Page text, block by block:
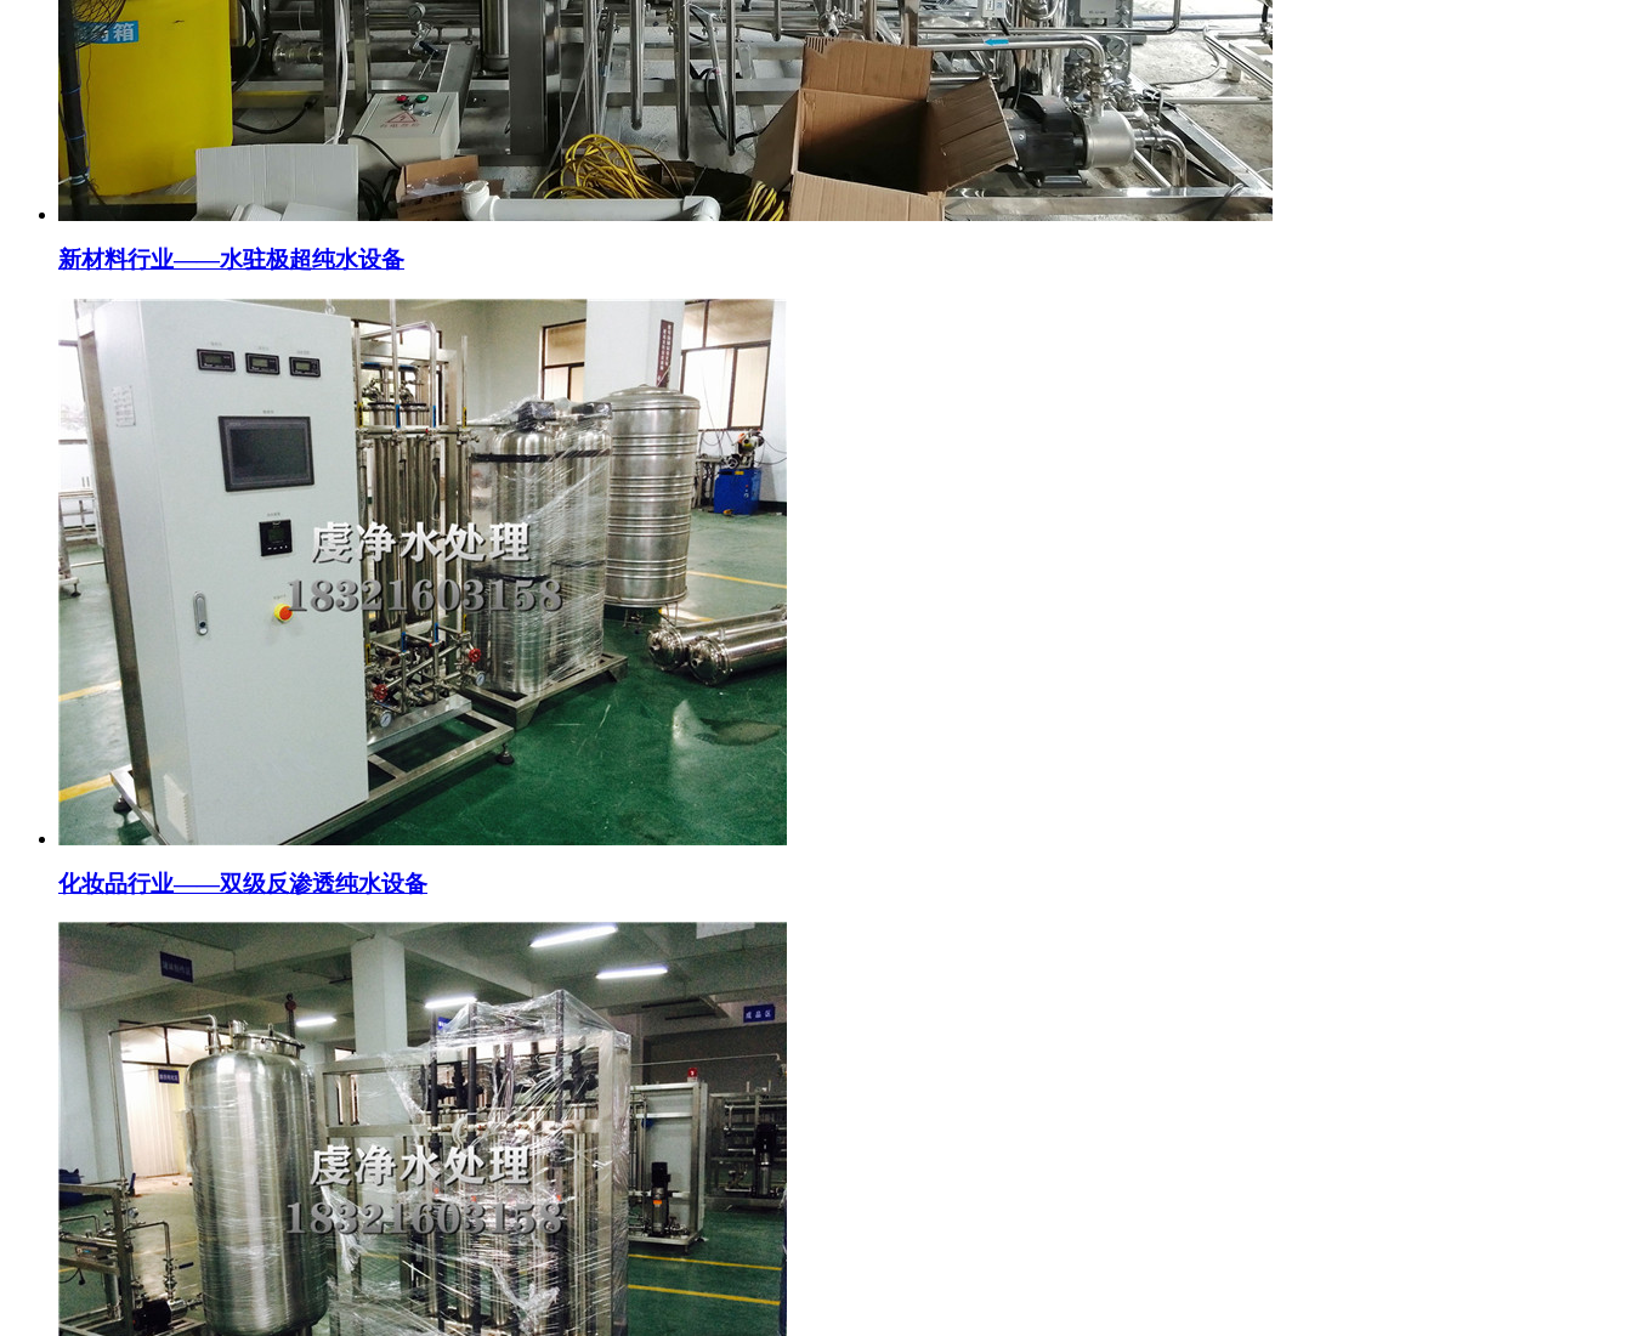
新材料行业——水驻极超纯水设备
化妆品行业——双级反渗透纯水设备